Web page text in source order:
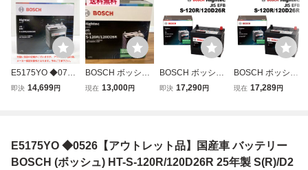
E5175YO ◆0730
_4凹【アウトレッ
年製 S(R)/D26R
(S-95R互換)未使
即決 14,699円
BOSCH ボッシュ
Hightec EFB S-12
現在 13,000円
BOSCH ボッシュ
ハイテックバッテ
5R/130D26R) 互
換(55D26R 60D2
即決 17,290円
BOSCH ボッシュ
ハイテックバッテ
5R/130D26R) 互
換(55D26R 60D2
現在 17,289円
E5175YO ◆0526【アウトレット品】国産車 バッテリー
BOSCH (ボッシュ) HT-S-120R/120D26R 25年製 S(R)/D2